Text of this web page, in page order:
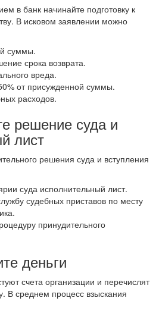
в банк начинайте подготовку к
В исковом заявлении можно
суммы.
срока возврата.
вреда.
от присужденной суммы.
расходов.
решение суда и
лист
решения суда и вступления
суда исполнительный лист.
судебных приставов по месту
принудительного
деньги
счета организации и перечислят
В среднем процесс взыскания